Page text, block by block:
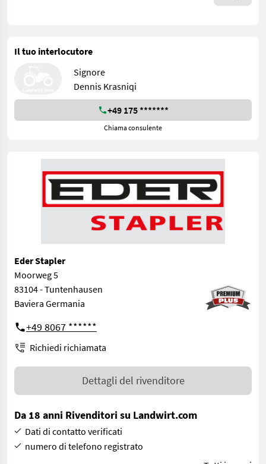
Il tuo interlocutore
Signore
Dennis Krasniqi
+49 175 *******
Chiama consulente
Eder Stapler
Moorweg 5
83104 - Tuntenhausen
Baviera Germania
+49 8067 ******
Richiedi richiamata
Dettagli del rivenditore
Da 18 anni Rivenditori su Landwirt.com
Dati di contatto verificati
numero di telefono registrato